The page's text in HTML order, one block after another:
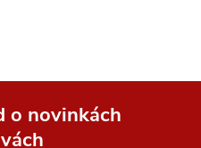
o novinkách